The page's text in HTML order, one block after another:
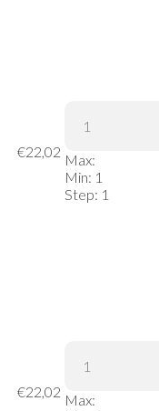
€22,02 Max:
Min: 1
Step: 1
€22,02 Max: